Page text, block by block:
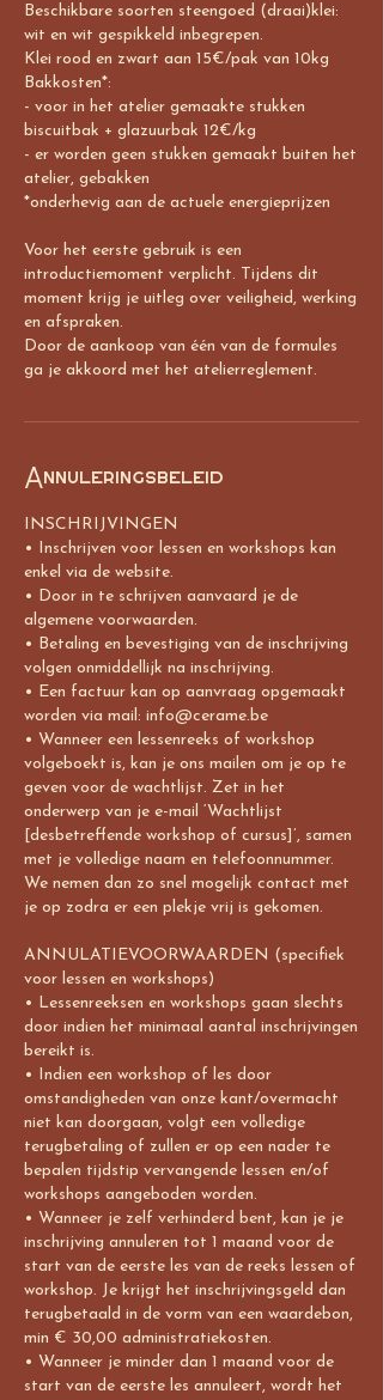
Beschikbare soorten steengoed (draai)klei:
wit en wit gespikkeld inbegrepen.
Klei rood en zwart aan 15€/pak van 10kg
Bakkosten*:
- voor in het atelier gemaakte stukken
biscuitbak + glazuurbak 12€/kg
- er worden geen stukken gemaakt buiten het
atelier, gebakken
*onderhevig aan de actuele energieprijzen
Voor het eerste gebruik is een
introductiemoment verplicht. Tijdens dit
moment krijg je uitleg over veiligheid, werking
en afspraken.
Door de aankoop van één van de formules
Annuleringsbeleid
INSCHRIJVINGEN
• Inschrijven voor lessen en workshops kan
enkel via de website.
• Door in te schrijven aanvaard je de
algemene voorwaarden.
• Betaling en bevestiging van de inschrijving
volgen onmiddellijk na inschrijving.
• Een factuur kan op aanvraag opgemaakt
worden via mail: info@cerame.be
• Wanneer een lessenreeks of workshop
volgeboekt is, kan je ons mailen om je op te
geven voor de wachtlijst. Zet in het
onderwerp van je e-mail ‘Wachtlijst
[desbetreffende workshop of cursus]’, samen
met je volledige naam en telefoonnummer.
We nemen dan zo snel mogelijk contact met
je op zodra er een plekje vrij is gekomen.
ANNULATIEVOORWAARDEN (specifiek
voor lessen en workshops)
• Lessenreeksen en workshops gaan slechts
door indien het minimaal aantal inschrijvingen
bereikt is.
• Indien een workshop of les door
omstandigheden van onze kant/overmacht
niet kan doorgaan, volgt een volledige
terugbetaling of zullen er op een nader te
bepalen tijdstip vervangende lessen en/of
workshops aangeboden worden.
• Wanneer je zelf verhinderd bent, kan je je
inschrijving annuleren tot 1 maand voor de
start van de eerste les van de reeks lessen of
workshop. Je krijgt het inschrijvingsgeld dan
terugbetaald in de vorm van een waardebon,
min € 30,00 administratiekosten.
• Wanneer je minder dan 1 maand voor de
start van de eerste les annuleert, wordt het